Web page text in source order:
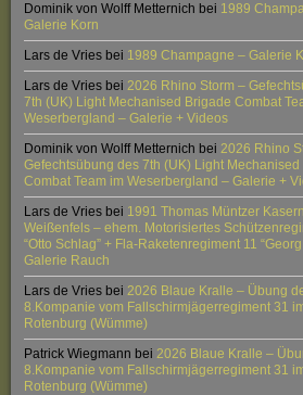
Dominik von Wolff Metternich bei 1989
Galerie Korn
Lars de Vries bei 1989 Champagne – Galerie
Lars de Vries bei 2026 Rhino Storm –
7th (UK) Light Mechanised Brigade Combat
Weserbergland – Galerie + Videos
Dominik von Wolff Metternich bei 2026 Rhino
Gefechtsübung des 7th (UK) Light Mechanised
Combat Team im Weserbergland – Galerie +
Lars de Vries bei 1991 Thomas Müntzer
Weißenfels – ehem. Motorisiertes
“Otto Schlag” + Fla-Raketenregiment 11
Galerie Rauch
Lars de Vries bei 2026 Blaue Kralle – Übung
8.Kompanie vom Fallschirmjägerregiment 31
Rotenburg (Wümme)
Patrick Wiegmann bei 2026 Blaue Kralle –
8.Kompanie vom Fallschirmjägerregiment 31
Rotenburg (Wümme)